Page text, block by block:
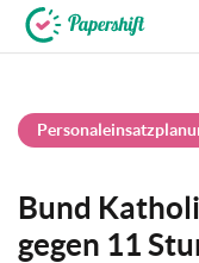
Bund
gegen 11